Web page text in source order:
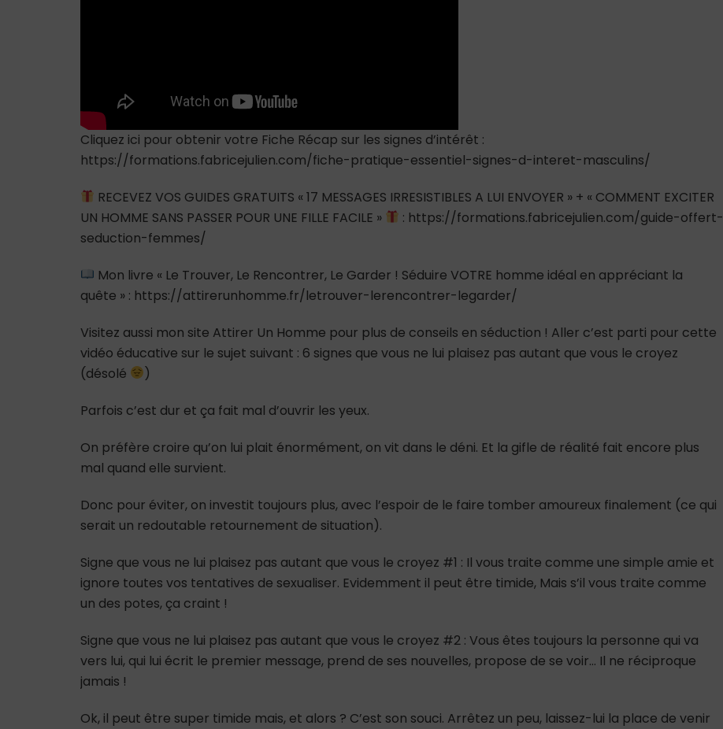
Cliquez ici pour obtenir votre Fiche Récap sur les signes d’intérêt :
https://formations.fabricejulien.com/fiche-pratique-essentiel-signes-d-interet-masculins/
RECEVEZ VOS GUIDES GRATUITS « 17 MESSAGES IRRESISTIBLES A LUI ENVOYER » + « COMMENT EXCITER
UN HOMME SANS PASSER POUR UNE FILLE FACILE »
: https://formations.fabricejulien.com/guide-offert-
seduction-femmes/
Mon livre « Le Trouver, Le Rencontrer, Le Garder ! Séduire VOTRE homme idéal en appréciant la
quête » : https://attirerunhomme.fr/letrouver-lerencontrer-legarder/
Visitez aussi mon site Attirer Un Homme pour plus de conseils en séduction ! Aller c’est parti pour cette
vidéo éducative sur le sujet suivant : 6 signes que vous ne lui plaisez pas autant que vous le croyez
(désolé
)
Parfois c’est dur et ça fait mal d’ouvrir les yeux.
On préfère croire qu’on lui plait énormément, on vit dans le déni. Et la gifle de réalité fait encore plus
mal quand elle survient.
Donc pour éviter, on investit toujours plus, avec l’espoir de le faire tomber amoureux finalement (ce qui
serait un redoutable retournement de situation).
Signe que vous ne lui plaisez pas autant que vous le croyez #1 : Il vous traite comme une simple amie et
ignore toutes vos tentatives de sexualiser. Evidemment il peut être timide, Mais s’il vous traite comme
un des potes, ça craint !
Signe que vous ne lui plaisez pas autant que vous le croyez #2 : Vous êtes toujours la personne qui va
vers lui, qui lui écrit le premier message, prend de ses nouvelles, propose de se voir… Il ne réciproque
jamais !
Ok, il peut être super timide mais, et alors ? C’est son souci. Arrêtez un peu, laissez-lui la place de venir